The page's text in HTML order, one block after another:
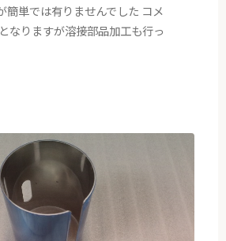
簡単では有りませんでした コメ
なりますが溶接部品加工も行っ